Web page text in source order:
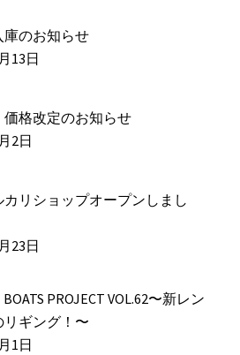
庫のお知らせ
13日
価格改定のお知らせ
2日
リショップオープンしまし
23日
BOATS PROJECT VOL.62〜新レン
リギング！〜
1日